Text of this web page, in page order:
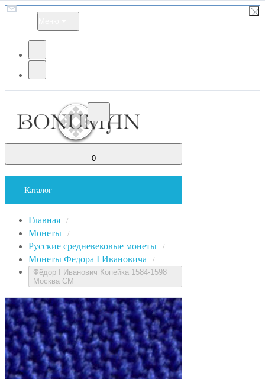
0
Каталог
Главная /
Монеты /
Русские средневековые монеты /
Монеты Федора I Ивановича /
Фёдор I Иванович Копейка 1584-1598
Москва СМ